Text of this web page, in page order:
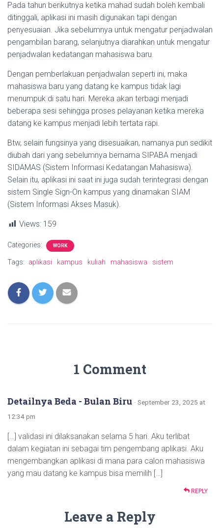
Pada tahun berikutnya ketika mahad sudah boleh kembali
ditinggali, aplikasi ini masih digunakan tapi dengan
penyesuaian. Jika sebelumnya untuk mengatur penjadwalan
pengambilan barang, selanjutnya diarahkan untuk mengatur
penjadwalan kedatangan mahasiswa baru.
Dengan pemberlakuan penjadwalan seperti ini, maka
mahasiswa baru yang datang ke kampus tidak lagi
menumpuk di satu hari. Mereka akan terbagi menjadi
beberapa sesi sehingga proses pelayanan ketika mereka
datang ke kampus menjadi lebih tertata rapi.
Btw, selain fungsinya yang disesuaikan, namanya pun sedikit
diubah dari yang sebelumnya bernama SIPABA menjadi
SIDAMAS (Sistem Informasi Kedatangan Mahasiswa).
Selain itu, aplikasi ini saat ini juga sudah terintegrasi dengan
sistem Single Sign-On kampus yang dinamakan SIAM
(Sistem Informasi Akses Masuk).
Views: 159
Categories: WORK
Tags: aplikasi kampus kuliah mahasiswa sistem
1 Comment
Detailnya Beda - Bulan Biru · September 23, 2025 at
12:34 pm
[…] validasi ini dilaksanakan selama 5 hari. Aku terlibat
dalam kegiatan ini sebagai tim pengembang aplikasi. Aku
mengembangkan aplikasi di mana para calon mahasiswa
yang mau datang ke kampus bisa memilih […]
REPLY
Leave a Reply